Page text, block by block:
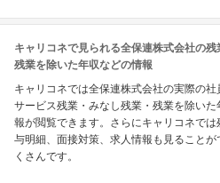
キャリコネで見られる全保連株式会社の
残業を除いた年収などの情報
キャリコネでは全保連株式会社の実際の
サービス残業・みなし残業・残業を除い
報が閲覧できます。さらにキャリコネで
与明細、面接対策、求人情報も見ること
くさんです。